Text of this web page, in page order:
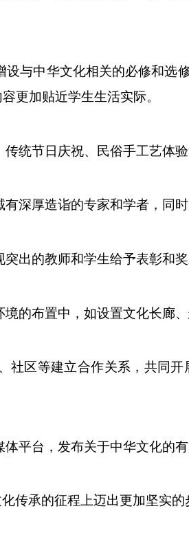
与中华文化相关的必修和
更加贴近学生生活实际。
统节日庆祝、民俗手工艺体
深厚造诣的专家和学者，同
出的教师和学生给予表彰和
的布置中，如设置文化长廊
社区等建立合作关系，共同
平台，发布关于中华文化的
传承的征程上迈出更加坚实